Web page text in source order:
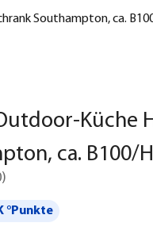
Southampton, ca.
Küche
ca. B100/
)
°Punkte